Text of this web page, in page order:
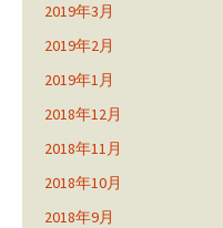
2019年3月
2019年2月
2019年1月
2018年12月
2018年11月
2018年10月
2018年9月